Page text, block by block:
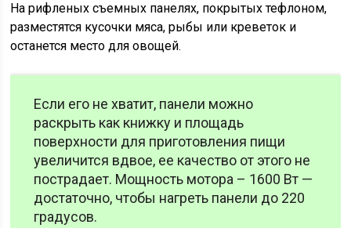
На рифленых съемных панелях, покрытых тефлоном,
разместятся кусочки мяса, рыбы или креветок и
останется место для овощей.
Если его не хватит, панели можно
раскрыть как книжку и площадь
поверхности для приготовления пищи
увеличится вдвое, ее качество от этого не
пострадает. Мощность мотора – 1600 Вт —
достаточно, чтобы нагреть панели до 220
градусов.